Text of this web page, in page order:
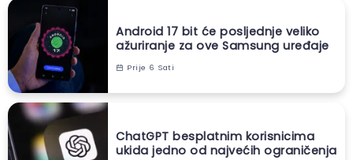
Android 17 bit će posljednje veliko
ažuriranje za ove Samsung uređaje
Prije 6 Sati
ChatGPT besplatnim korisnicima
ukida jedno od najvećih ograničenja